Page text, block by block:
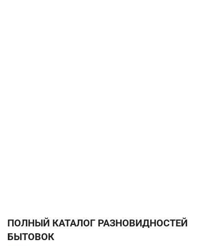
ПОЛНЫЙ КАТАЛОГ РАЗНОВИДНОСТЕЙ
БЫТОВОК